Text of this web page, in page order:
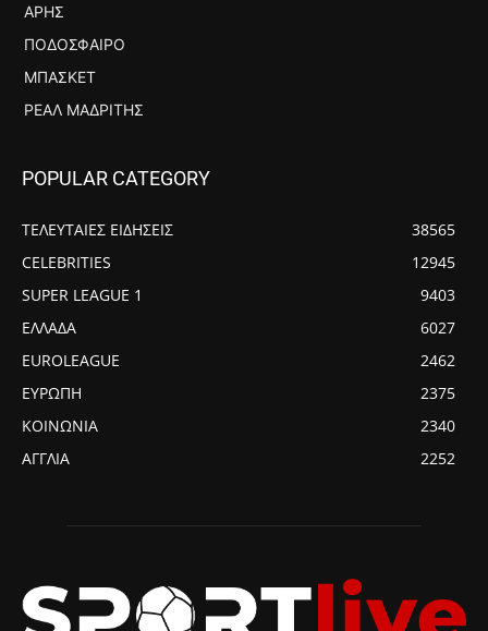
ΆΡΗΣ
ΠΟΔΌΣΦΑΙΡΟ
ΜΠΆΣΚΕΤ
ΡΕΆΛ ΜΑΔΡΊΤΗΣ
POPULAR CATEGORY
ΤΕΛΕΥΤΑΙΕΣ ΕΙΔΗΣΕΙΣ
38565
CELEBRITIES
12945
SUPER LEAGUE 1
9403
ΕΛΛΑΔΑ
6027
EUROLEAGUE
2462
ΕΥΡΩΠΗ
2375
ΚΟΙΝΩΝΙΑ
2340
ΑΓΓΛΙΑ
2252